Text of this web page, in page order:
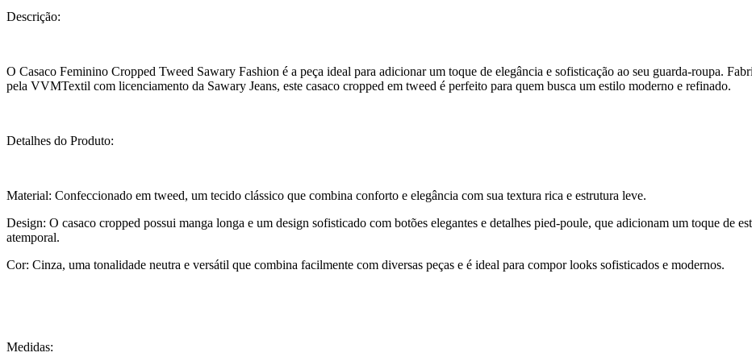
Descrição:
O Casaco Feminino Cropped Tweed Sawary Fashion é a peça ideal para adicionar um toque de elegância e sofisticação ao seu guarda-roupa.
pela VVMTextil com licenciamento da Sawary Jeans, este casaco cropped em tweed é perfeito para quem busca um estilo moderno e refinado.
Detalhes do Produto:
Material: Confeccionado em tweed, um tecido clássico que combina conforto e elegância com sua textura rica e estrutura leve.
Design: O casaco cropped possui manga longa e um design sofisticado com botões elegantes e detalhes pied-poule, que adicionam um toque de
atemporal.
Cor: Cinza, uma tonalidade neutra e versátil que combina facilmente com diversas peças e é ideal para compor looks sofisticados e modernos.
Medidas: